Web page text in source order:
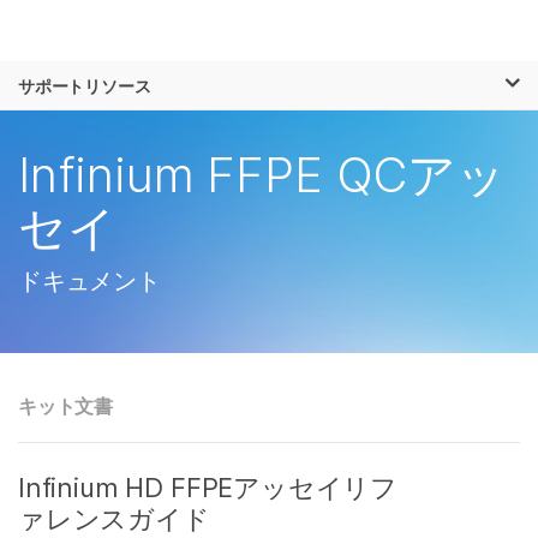
ソリューション
企業情報
サポート
サポートリソース
Infinium FFPE QCアッ
セイ
ドキュメント
キット文書
Infinium HD FFPEアッセイリフ
ァレンスガイド
お気に入りの分野を選択すると、関連性の
高いコンテンツへのリンクが表示されます:
がん研究
微生物研究
農学研究
臨床オンコロジー
生殖医学